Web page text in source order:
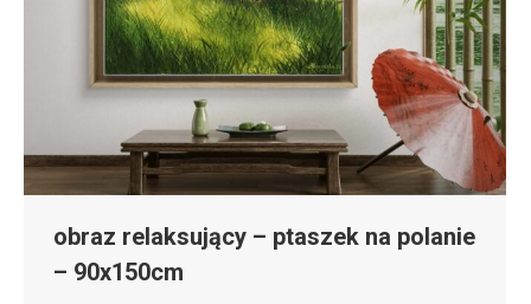
obraz relaksujący – ptaszek na polanie
– 90x150cm